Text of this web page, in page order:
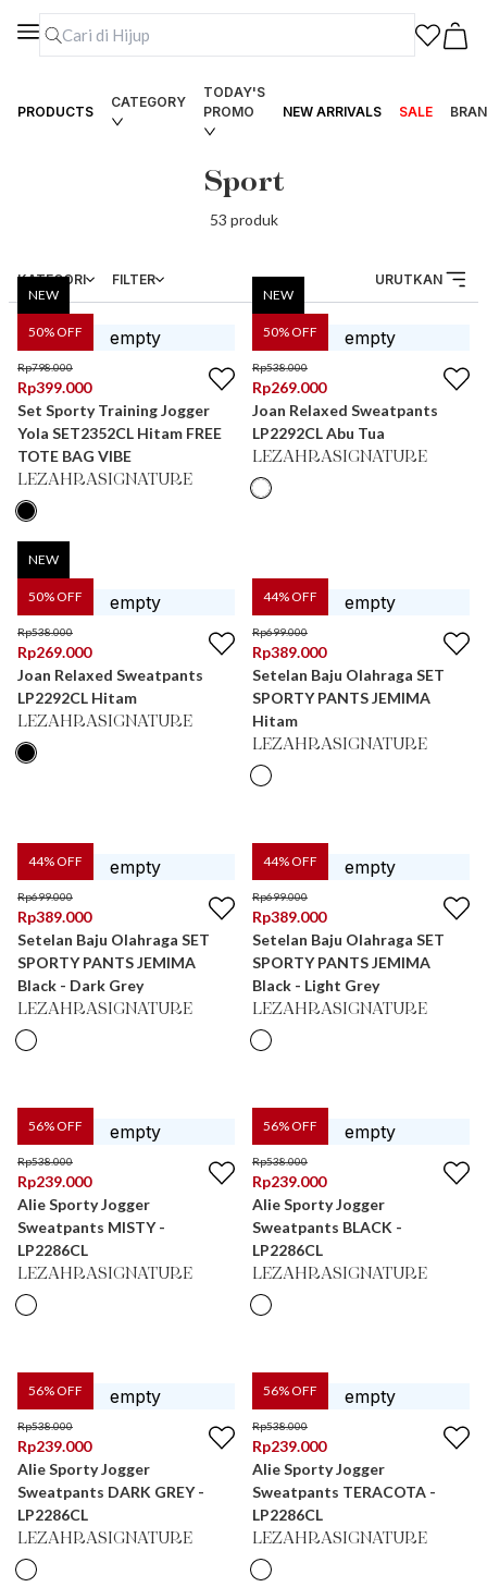
PRODUCTS
CATEGORY
TODAY'S
PROMO
NEW ARRIVALS SALE
Sport
53 produk
KATEGORI FILTER URUTKAN
50% OFF
NEW
Rp798.000
Rp399.000
Set Sporty Training Jogger
Yola SET2352CL Hitam FREE
TOTE BAG VIBE
LEZAHRASIGNATURE
50% OFF
NEW
Rp538.000
Rp269.000
Joan Relaxed Sweatpants
LP2292CL Abu Tua
LEZAHRASIGNATURE
50% OFF
NEW
Rp538.000
Rp269.000
Joan Relaxed Sweatpants
LP2292CL Hitam
LEZAHRASIGNATURE
44% OFF
Rp699.000
Rp389.000
Setelan Baju Olahraga SET
SPORTY PANTS JEMIMA
Hitam
LEZAHRASIGNATURE
44% OFF
Rp699.000
Rp389.000
Setelan Baju Olahraga SET
SPORTY PANTS JEMIMA
Black - Dark Grey
LEZAHRASIGNATURE
44% OFF
Rp699.000
Rp389.000
Setelan Baju Olahraga SET
SPORTY PANTS JEMIMA
Black - Light Grey
LEZAHRASIGNATURE
56% OFF
Rp538.000
Rp239.000
Alie Sporty Jogger
Sweatpants MISTY -
LP2286CL
LEZAHRASIGNATURE
56% OFF
Rp538.000
Rp239.000
Alie Sporty Jogger
Sweatpants BLACK -
LP2286CL
LEZAHRASIGNATURE
56% OFF
Rp538.000
Rp239.000
Alie Sporty Jogger
Sweatpants DARK GREY -
LP2286CL
LEZAHRASIGNATURE
56% OFF
Rp538.000
Rp239.000
Alie Sporty Jogger
Sweatpants TERACOTA -
LP2286CL
LEZAHRASIGNATURE